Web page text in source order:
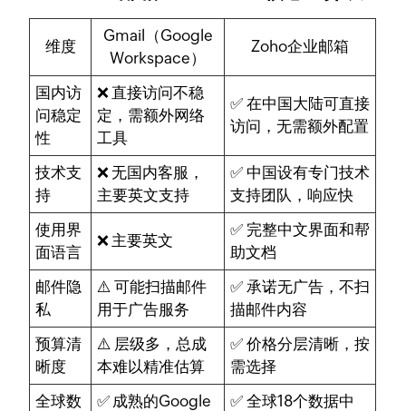
维度
Gmail（Google
Workspace）
Zoho企业邮箱
国内访
问稳定
性
❌ 直接访问不稳
定，需额外网络
工具
✅在中国大陆可直接
访问，无需额外配置
技术支
持
❌ 无国内客服，
主要英文支持
✅ 中国设有专门技术
支持团队，响应快
使用界
面语言
❌ 主要英文
✅ 完整中文界面和帮
助文档
邮件隐
私
⚠️ 可能扫描邮件
用于广告服务
✅ 承诺无广告，不扫
描邮件内容
预算清
晰度
⚠️ 层级多，总成
本难以精准估算
✅价格分层清晰，按
需选择
全球数
✅ 成熟的Google
✅全球18个数据中